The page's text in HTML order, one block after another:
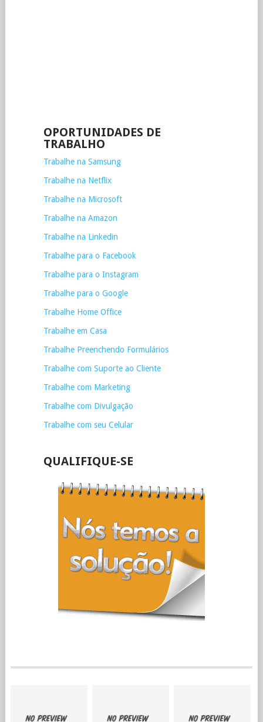
OPORTUNIDADES DE
TRABALHO
Trabalhe na Samsung
Trabalhe na Netflix
Trabalhe na Microsoft
Trabalhe na Amazon
Trabalhe na Linkedin
Trabalhe para o Facebook
Trabalhe para o Instagram
Trabalhe para o Google
Trabalhe Home Office
Trabalhe em Casa
Trabalhe Preenchendo Formulários
Trabalhe com Suporte ao Cliente
Trabalhe com Marketing
Trabalhe com Divulgação
Trabalhe com seu Celular
QUALIFIQUE-SE